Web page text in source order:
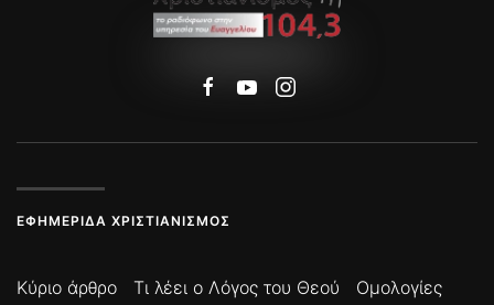
ΕΦΗΜΕΡΊΔΑ ΧΡΙΣΤΙΑΝΙΣΜΌΣ
Κύριο άρθρο Τι λέει ο Λόγος του Θεού
Ομολογίες